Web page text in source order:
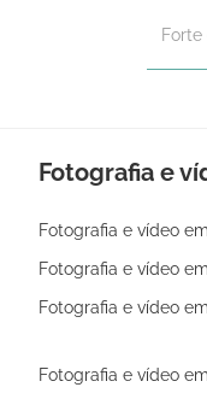
Forte
Fotografia e
Fotografia e vídeo
Fotografia e vídeo
Fotografia e vídeo
Fotografia e vídeo